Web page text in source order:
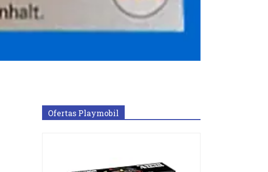
Ofertas Playmobil